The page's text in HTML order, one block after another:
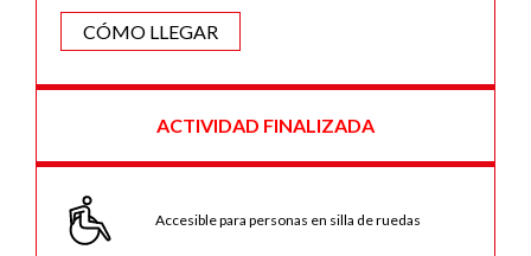
CÓMO LLEGAR
ACTIVIDAD FINALIZADA
Accesible para personas en silla de ruedas